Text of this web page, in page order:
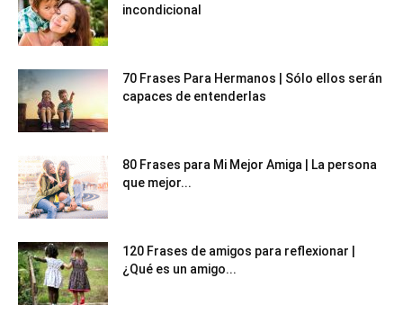
incondicional
70 Frases Para Hermanos | Sólo ellos serán
capaces de entenderlas
80 Frases para Mi Mejor Amiga | La persona
que mejor...
120 Frases de amigos para reflexionar |
¿Qué es un amigo...